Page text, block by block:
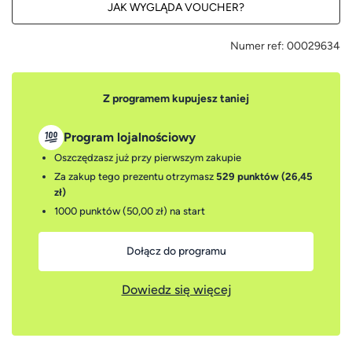
JAK WYGLĄDA VOUCHER?
Numer ref: 00029634
Z programem kupujesz taniej
Program lojalnościowy
Oszczędzasz już przy pierwszym zakupie
Za zakup tego prezentu otrzymasz 529 punktów (26,45
zł)
1000 punktów (50,00 zł) na start
Dołącz do programu
Dowiedz się więcej